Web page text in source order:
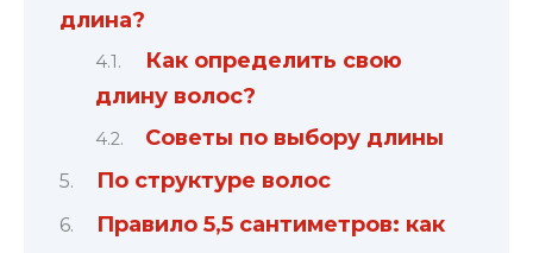
длина?
Как определить свою
длину волос?
Советы по выбору длины
По структуре волос
Правило 5,5 сантиметров: как